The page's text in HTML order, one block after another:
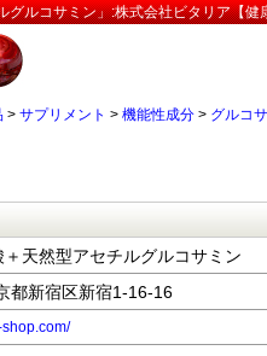
グルコサミン」:株式会社ビタリア【健
> サプリメント > 機能性成分 > グルコ
天然型アセチルグルコサミン
新宿区新宿1-16-16